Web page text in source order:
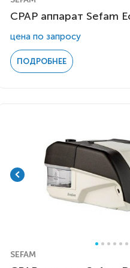
CPAP аппарат Sefam
цена по запросу
ПОДРОБНЕЕ
SEFAM